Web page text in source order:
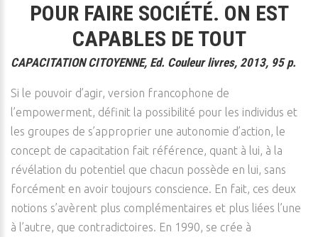
POUR FAIRE SOCIÉTÉ. ON EST
CAPABLES DE TOUT
CAPACITATION CITOYENNE, Ed. Couleur livres, 2013, 95 p.
Si le pouvoir d’agir, version francophone de
l’empowerment, définit la possibilité pour les individus et
les groupes de s’approprier une autonomie d’action, le
concept de capacitation fait référence, quant à lui, à la
révélation du potentiel que chacun possède en lui, sans
forcément en avoir toujours conscience. En fait, ces deux
notions s’avèrent plus complémentaires et plus liées l’une
à l’autre, que contradictoires. En 1990, se crée à